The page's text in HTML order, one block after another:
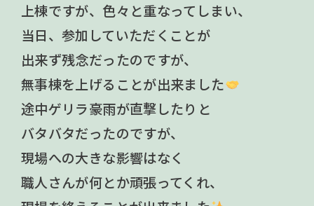
上棟ですが、色々と重なってしまい、
当日、参加していただくことが
出来ず残念だったのですが、
無事棟を上げることが出来ました
途中ゲリラ豪雨が直撃したりと
バタバタだったのですが、
現場への大きな影響はなく
職人さんが何とか頑張ってくれ、